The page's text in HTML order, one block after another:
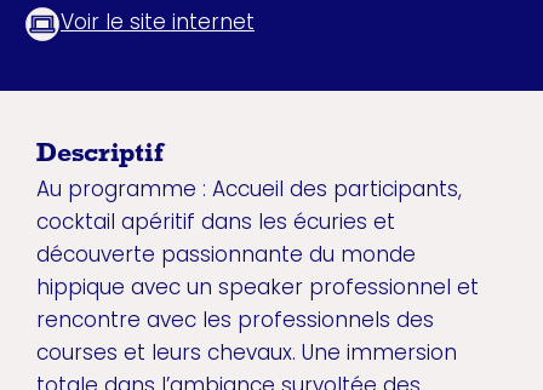
Voir le site internet
Descriptif
Au programme : Accueil des participants,
cocktail apéritif dans les écuries et
découverte passionnante du monde
hippique avec un speaker professionnel et
rencontre avec les professionnels des
courses et leurs chevaux. Une immersion